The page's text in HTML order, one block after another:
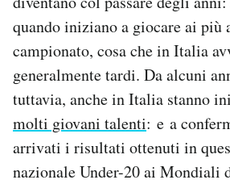
quando iniziano a giocare ai
campionato, cosa che in Italia
generalmente tardi. Da alcuni
tuttavia, anche in Italia stanno
molti giovani talenti: e a
arrivati i risultati ottenuti in
nazionale Under-20 ai Mondiali